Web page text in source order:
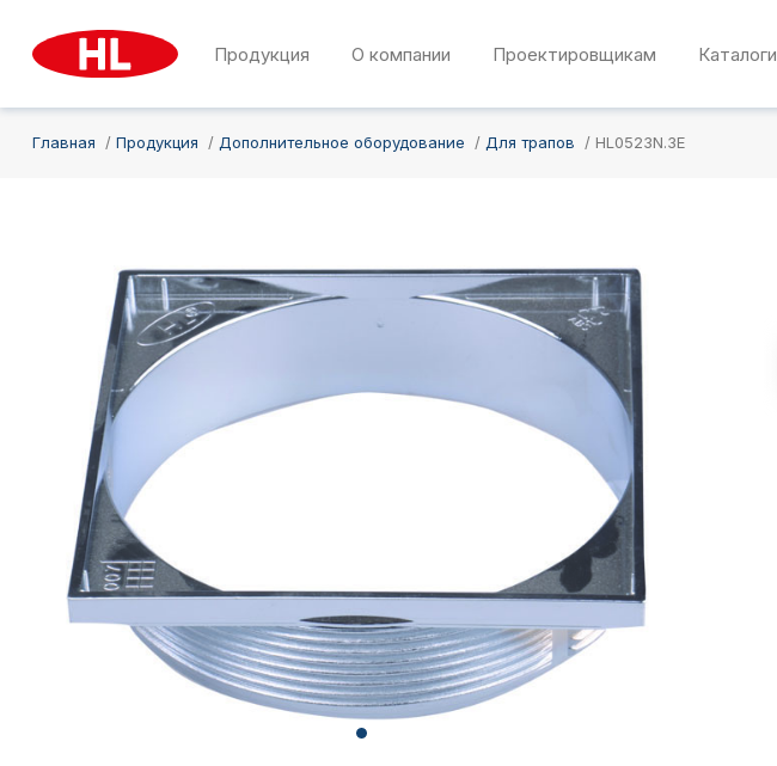
Продукция О компании Проектировщикам Каталоги
Главная Продукция Дополнительное оборудование Для трапов HL0523N.3E